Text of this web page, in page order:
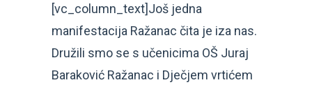
[vc_column_text]Još jedna
manifestacija Ražanac čita je iza nas.
Družili smo se s učenicima OŠ Juraj
Baraković Ražanac i Dječjem vrtićem